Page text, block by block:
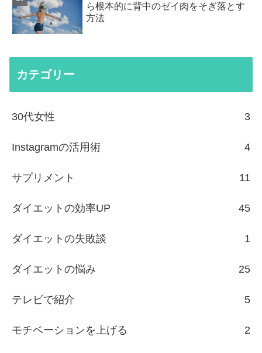
ら根本的に背中のゼイ肉をそぎ落とす
方法
カテゴリー
30代女性 3
Instagramの活用術 4
サプリメント 11
ダイエットの効率UP 45
ダイエットの失敗談 1
ダイエットの悩み 25
テレビで紹介 5
モチベーションを上げる 2